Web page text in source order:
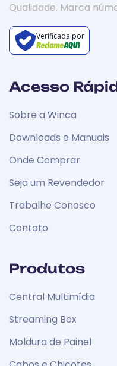
Qualidade. Marca
Verificada por
Acesso
Sobre a Winca
Downloads e Manuais
Onde Comprar
Seja um Revendedor
Trabalhe Conosco
Contato
Produtos
Central Multimídia
Streaming Box
Moldura de Painel